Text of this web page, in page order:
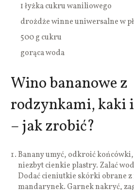
1 łyżka cukru waniliowego
drożdże winne uniwersalne w
500 g cukru
gorąca woda
Wino bananowe z
rodzynkami, kaki
– jak zrobić?
Banany umyć, odkroić
niezbyt cienkie plastry. Zalać
Dodać cieniutkie skórki obrane
mandarynek. Garnek nakryć,